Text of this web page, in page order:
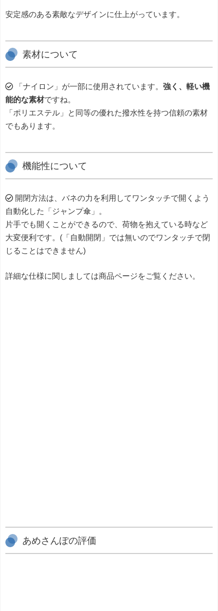
安定感のある素敵なデザインに仕上がっています。
素材について
「ナイロン」が一部に使用されています。 強く、軽い機
能的な素材ですね。
「ポリエステル」と同等の優れた撥水性を持つ信頼の素材
でもあります。
機能性について
開閉方法は、バネの力を利用してワンタッチで開くよう
自動化した「ジャンプ傘」。
片手でも開くことができるので、荷物を抱えている時など
大変便利です。(「自動開閉」では無いのでワンタッチで閉
じることはできません)
詳細な仕様に関しましては商品ページをご覧ください。
あめさんぽの評価